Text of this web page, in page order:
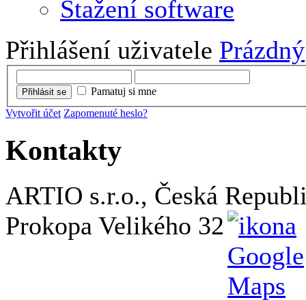
Stažení software
Přihlášení uživatele Prázdný
Přihlásit se
Pamatuj si mne
Vytvořit účet Zapomenuté heslo?
Kontakty
ARTIO s.r.o., Česká
Prokopa Velikého 32